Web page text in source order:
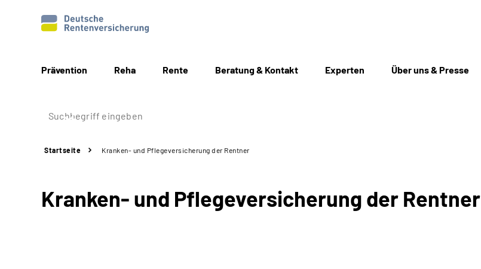
Prävention Reha Rente Beratung & Kontakt Experten Über uns & Presse
Startseite Kranken- und Pflegeversicherung der Rentner
Kranken- und Pflegeversicherung der Rentner